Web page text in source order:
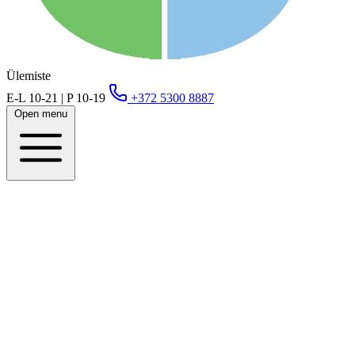
Ülemiste
E-L 10-21 | P 10-19
+372 5300 8887
Open menu